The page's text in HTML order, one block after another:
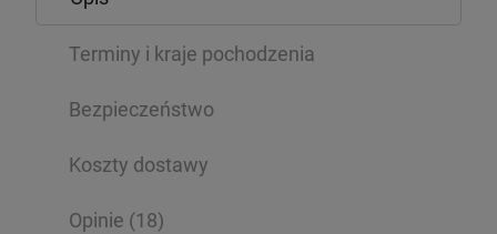
Terminy i kraje pochodzenia
Bezpieczeństwo
Koszty dostawy
Opinie (18)